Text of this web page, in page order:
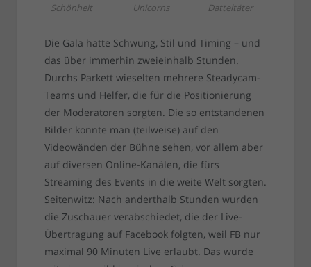
Schönheit Unicorns Datteltäter
Die Gala hatte Schwung, Stil und Timing – und
das über immerhin zweieinhalb Stunden.
Durchs Parkett wieselten mehrere Steadycam-
Teams und Helfer, die für die Positionierung
der Moderatoren sorgten. Die so entstandenen
Bilder konnte man (teilweise) auf den
Videowänden der Bühne sehen, vor allem aber
auf diversen Online-Kanälen, die fürs
Streaming des Events in die weite Welt sorgten.
Seitenwitz: Nach anderthalb Stunden wurden
die Zuschauer verabschiedet, die der Live-
Übertragung auf Facebook folgten, weil FB nur
maximal 90 Minuten Live erlaubt. Das wurde